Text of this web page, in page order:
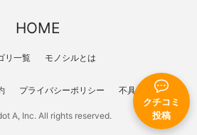
クチコミ
投稿
HOME
リ一覧 モノシルとは
プライバシーポリシー 不具合報告
A, Inc. All rights reserved.